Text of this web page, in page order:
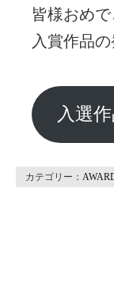
皆様おめで
入賞作品
入選
カテゴリー：